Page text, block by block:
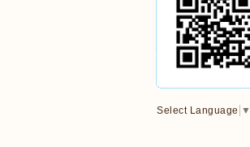
Select Language ▼